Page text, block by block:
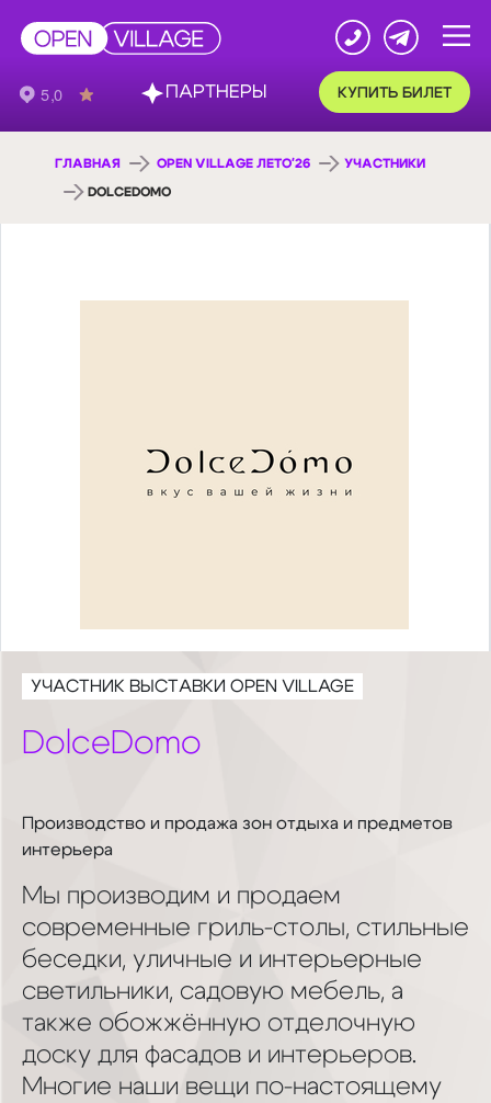
КУПИТЬ БИЛЕТ
ГЛАВНАЯ OPEN VILLAGE ЛЕТО'26 УЧАСТНИКИ
DOLCEDOMO
УЧАСТНИК ВЫСТАВКИ OPEN VILLAGE
DolceDomo
Производство и продажа зон отдыха и предметов
интерьера
Мы производим и продаем
современные гриль-столы, стильные
беседки, уличные и интерьерные
светильники, садовую мебель, а
также обожжённую отделочную
доску для фасадов и интерьеров.
Многие наши вещи по-настоящему